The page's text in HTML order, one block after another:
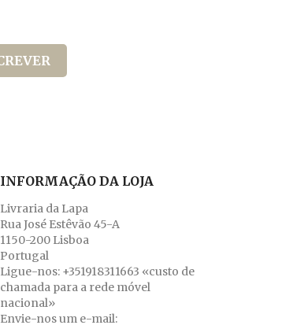
INFORMAÇÃO DA LOJA
Livraria da Lapa
Rua José Estêvão 45-A
1150-200 Lisboa
Portugal
Ligue-nos: +351918311663 «custo de
chamada para a rede móvel
nacional»
Envie-nos um e-mail: